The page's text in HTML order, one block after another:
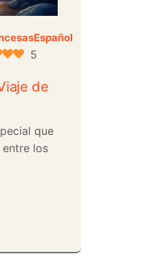
Español
5
de
que
los